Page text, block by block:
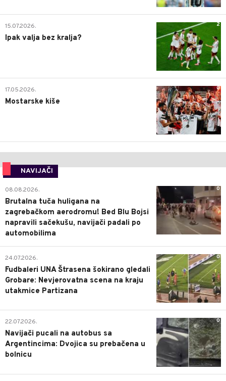
2
15.07.2026.
Ipak valja bez kralja?
0
17.05.2026.
Mostarske kiše
NAVIJAČI
0
08.08.2026.
Brutalna tuča huligana na
zagrebačkom aerodromu! Bed Blu Bojsi
napravili sačekušu, navijači padali po
automobilima
0
24.07.2026.
Fudbaleri UNA Štrasena šokirano gledali
Grobare: Nevjerovatna scena na kraju
utakmice Partizana
0
22.07.2026.
Navijači pucali na autobus sa
Argentincima: Dvojica su prebačena u
bolnicu